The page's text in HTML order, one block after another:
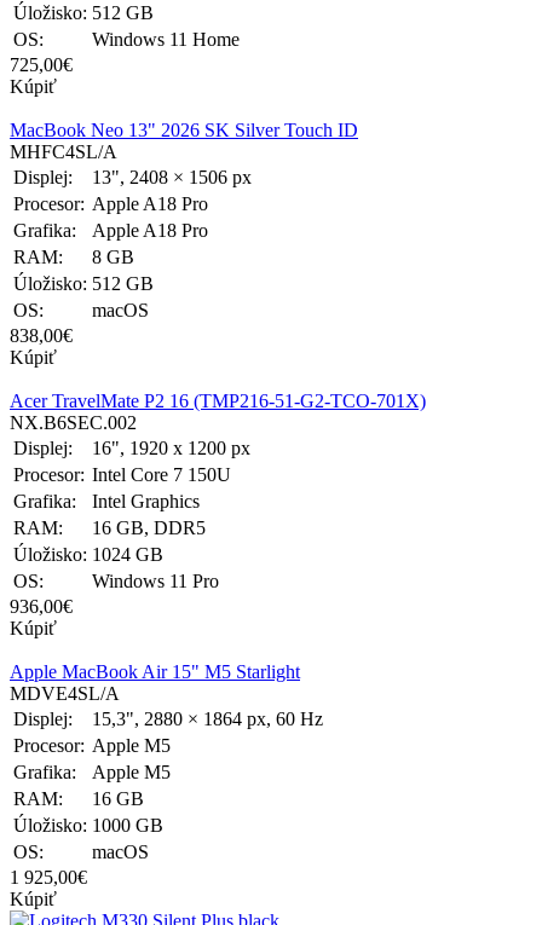
Úložisko: 512 GB
OS:
Windows 11 Home
725,00€
Kúpiť
MacBook Neo 13" 2026 SK Silver Touch ID
MHFC4SL/A
Displej:
13", 2408 × 1506 px
Procesor: Apple A18 Pro
Grafika:
Apple A18 Pro
RAM:
8 GB
Úložisko: 512 GB
OS:
macOS
838,00€
Kúpiť
Acer TravelMate P2 16 (TMP216-51-G2-TCO-701X)
NX.B6SEC.002
Displej:
16", 1920 x 1200 px
Procesor: Intel Core 7 150U
Grafika:
Intel Graphics
RAM:
16 GB, DDR5
Úložisko: 1024 GB
OS:
Windows 11 Pro
936,00€
Kúpiť
Apple MacBook Air 15" M5 Starlight
MDVE4SL/A
Displej:
15,3", 2880 × 1864 px, 60 Hz
Procesor: Apple M5
Grafika:
Apple M5
RAM:
16 GB
Úložisko: 1000 GB
OS:
macOS
1 925,00€
Kúpiť